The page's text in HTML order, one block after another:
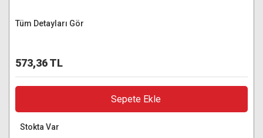
Tüm Detayları Gör
573,36 TL
Sepete Ekle
Stokta Var